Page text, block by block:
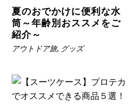
夏のおでかけに便利な水
筒～年齢別おススメをご
紹介～
アウトドア旅, グッズ